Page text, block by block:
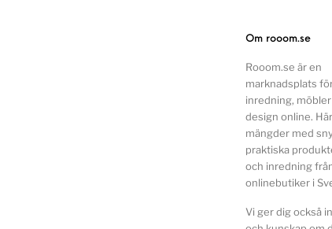
Om rooom.se
Rooom.se är en
marknadsplats
inredning,
design online.
mängder med
praktiska
och inredning
onlinebutiker i
Vi ger dig också